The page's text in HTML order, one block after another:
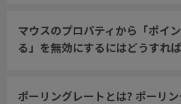
マウスのプロパティから「ポイ
る」を無効にするにはどうすれ
ポーリングレートとは? ポーリ